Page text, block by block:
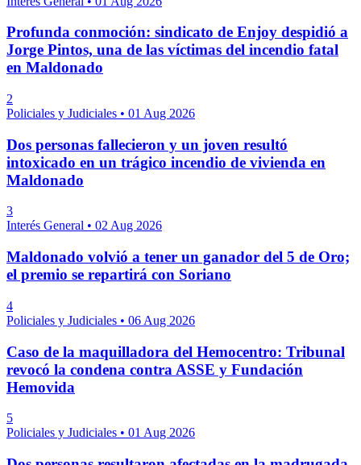
Profunda conmoción: sindicato de Enjoy despidió a
Jorge Pintos, una de las víctimas del incendio fatal
en Maldonado
2
Policiales y Judiciales • 01 Aug 2026
Dos personas fallecieron y un joven resultó
intoxicado en un trágico incendio de vivienda en
Maldonado
3
Interés General • 02 Aug 2026
Maldonado volvió a tener un ganador del 5 de Oro;
el premio se repartirá con Soriano
4
Policiales y Judiciales • 06 Aug 2026
Caso de la maquilladora del Hemocentro: Tribunal
revocó la condena contra ASSE y Fundación
Hemovida
5
Policiales y Judiciales • 01 Aug 2026